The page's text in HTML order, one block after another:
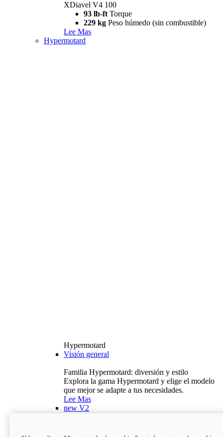
XDiavel V4 100
93 lb-ft Torque
229 kg Peso húmedo (sin combustible)
Lee Mas
Hypermotard
Hypermotard
Visión general
Familia Hypermotard: diversión y estilo
Explora la gama Hypermotard y elige el modelo
que mejor se adapte a tus necesidades.
Lee Mas
new V2
120,4 hp
Potencia